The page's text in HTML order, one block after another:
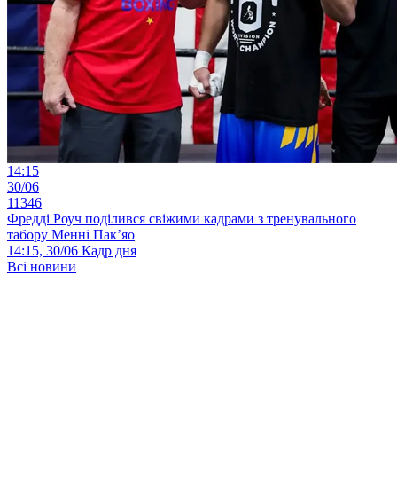
14:15
30/06
11346
Фредді Роуч поділився свіжими кадрами з тренувального
табору Менні Пак’яо
14:15, 30/06 Кадр дня
Всі новини